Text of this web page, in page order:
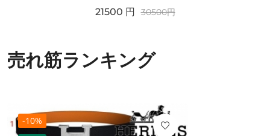
21500 円 30500円
売れ筋ランキング
-10%